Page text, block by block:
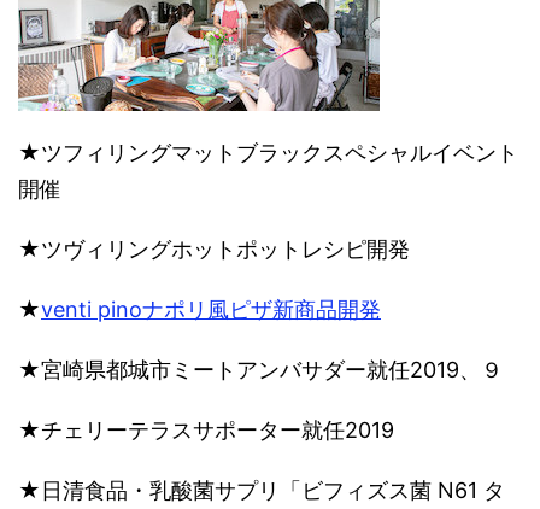
★ツフィリングマットブラックスペシャルイベント
開催
★ツヴィリングホットポットレシピ開発
★venti pinoナポリ風ピザ新商品開発
★宮崎県都城市ミートアンバサダー就任2019、９
★チェリーテラスサポーター就任2019
★日清食品・乳酸菌サプリ「ビフィズス菌 N61 タ